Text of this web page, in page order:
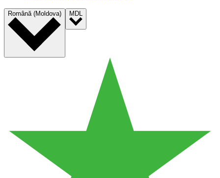
Română (Moldova) MDL